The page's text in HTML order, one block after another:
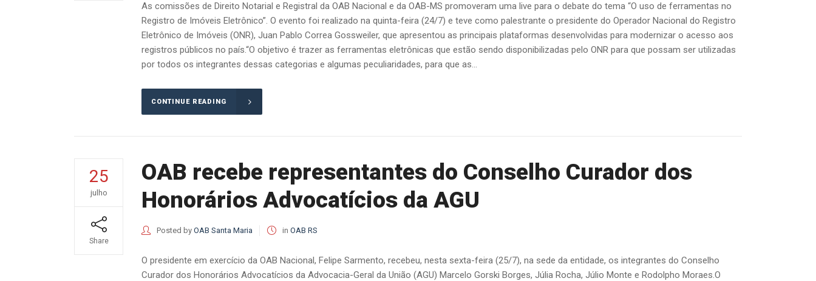
As comissões de Direito Notarial e Registral da OAB Nacional e da OAB-MS promoveram uma live para o debate do tema “O uso de ferramentas no
Registro de Imóveis Eletrônico”. O evento foi realizado na quinta-feira (24/7) e teve como palestrante o presidente do Operador Nacional do Registro
Eletrônico de Imóveis (ONR), Juan Pablo Correa Gossweiler, que apresentou as principais plataformas desenvolvidas para modernizar o acesso aos
registros públicos no país.“O objetivo é trazer as ferramentas eletrônicas que estão sendo disponibilizadas pelo ONR para que possam ser utilizadas
por todos os integrantes dessas categorias e algumas peculiaridades, para que as...
CONTINUE READING
25
julho
Share
OAB recebe representantes do Conselho Curador dos
Honorários Advocatícios da AGU
Posted by OAB Santa Maria in OAB RS
O presidente em exercício da OAB Nacional, Felipe Sarmento, recebeu, nesta sexta-feira (25/7), na sede da entidade, os integrantes do Conselho
Curador dos Honorários Advocatícios da Advocacia-Geral da União (AGU) Marcelo Gorski Borges, Júlia Rocha, Júlio Monte e Rodolpho Moraes.O